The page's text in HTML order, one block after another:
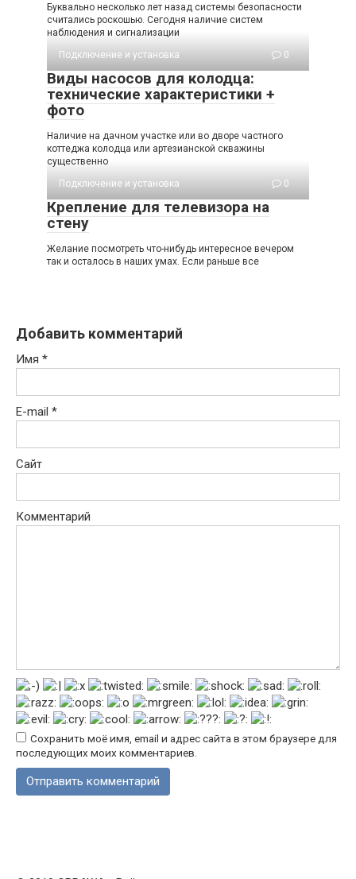
Буквально несколько лет назад системы безопасности
считались роскошью. Сегодня наличие систем
наблюдения и сигнализации
Подключение и установка
0
Виды насосов для колодца:
технические характеристики +
фото
Наличие на дачном участке или во дворе частного
коттеджа колодца или артезианской скважины
существенно
Подключение и установка
0
Крепление для телевизора на
стену
Желание посмотреть что-нибудь интересное вечером
так и осталось в наших умах. Если раньше все
Добавить комментарий
Имя *
E-mail *
Сайт
Комментарий
Сохранить моё имя, email и адрес сайта в этом браузере для
последующих моих комментариев.